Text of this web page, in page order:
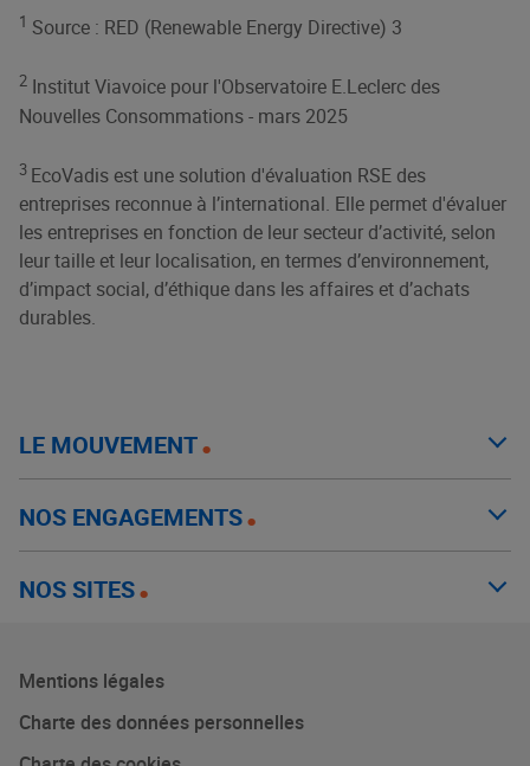
1 Source : RED (Renewable Energy Directive) 3
2 Institut Viavoice pour l'Observatoire E.Leclerc des
Nouvelles Consommations - mars 2025
3 EcoVadis est une solution d'évaluation RSE des
entreprises reconnue à l’international. Elle permet d'évaluer
les entreprises en fonction de leur secteur d’activité, selon
leur taille et leur localisation, en termes d’environnement,
d’impact social, d’éthique dans les affaires et d’achats
durables.
LE MOUVEMENT
NOS ENGAGEMENTS
NOS SITES
Mentions légales
Charte des données personnelles